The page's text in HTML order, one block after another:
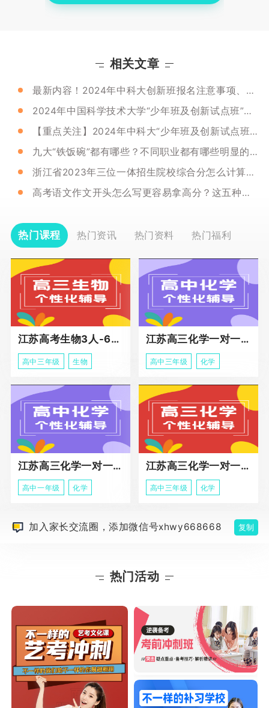
相关文章
最新内容！2024年中科大创新班报名注意事项、考试时间及考核内容！
2024年中国科学技术大学“少年班及创新试点班”的选拔流程是什么？
【重点关注】2024年中科大“少年班及创新试点班”报名常见问题解答！
九大“铁饭碗”都有哪些？不同职业都有哪些明显的特点呢？
浙江省2023年三位一体招生院校综合分怎么计算的？省属三位一体综合分计算公式
高考语文作文开头怎么写更容易拿高分？这五种作文开头你了解了吗？
热门课程 热门资讯 热门资料 热门福利
江苏高考生物3人-6人小班助力课程
高中三年级 生物
江苏高三化学一对一个性化冲刺辅导
高中三年级 化学
江苏高三化学一对一个性化辅导
高中一年级 化学
江苏高三化学一对一冲刺辅导课程
高中三年级 化学
加入家长交流圈，添加微信号xhwy668668 复制
热门活动